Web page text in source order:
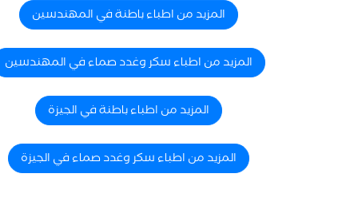
المزيد من اطباء باطنة في المهندسين
المزيد من اطباء سكر وغدد صماء في المهندسين
المزيد من اطباء باطنة في الجيزة
المزيد من اطباء سكر وغدد صماء في الجيزة